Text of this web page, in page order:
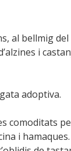
al bellmig
i
adoptiva.
comoditats
i